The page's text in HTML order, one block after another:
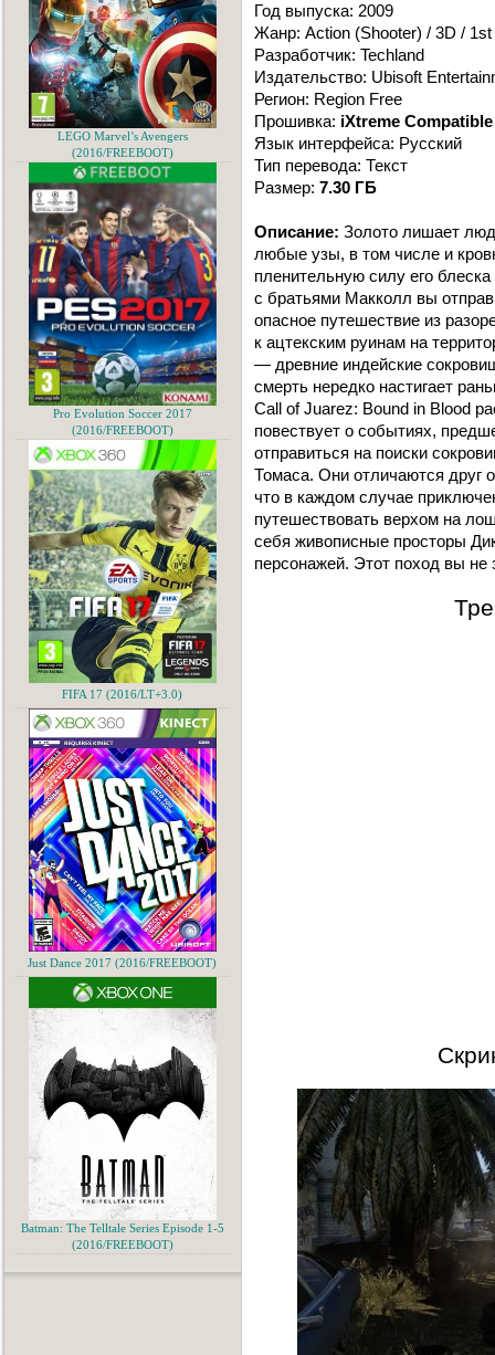
Год выпуска: 2009
Жанр: Action (Shooter) / 3D / 1st
Разработчик: Techland
Издательство: Ubisoft
Регион: Region Free
Прошивка: iXtreme Compatible
Язык интерфейса: Русский
Тип перевода: Текст
Размер: 7.30 ГБ
Описание: Золото лишает
любые узы, в том числе и
пленительную силу его
с братьями Макколл вы
опасное путешествие из
к ацтекским руинам на
— древние индейские
смерть нередко настигает
Call of Juarez: Bound in Blood
повествует о событиях,
отправиться на поиски
Томаса. Они отличаются друг
что в каждом случае
путешествовать верхом на
себя живописные просторы
персонажей. Этот поход вы не
LEGO Marvel’s Avengers
(2016/FREEBOOT)
Pro Evolution Soccer 2017
(2016/FREEBOOT)
FIFA 17 (2016/LT+3.0)
Just Dance 2017 (2016/FREEBOOT)
Batman: The Telltale Series Episode 1-5
(2016/FREEBOOT)